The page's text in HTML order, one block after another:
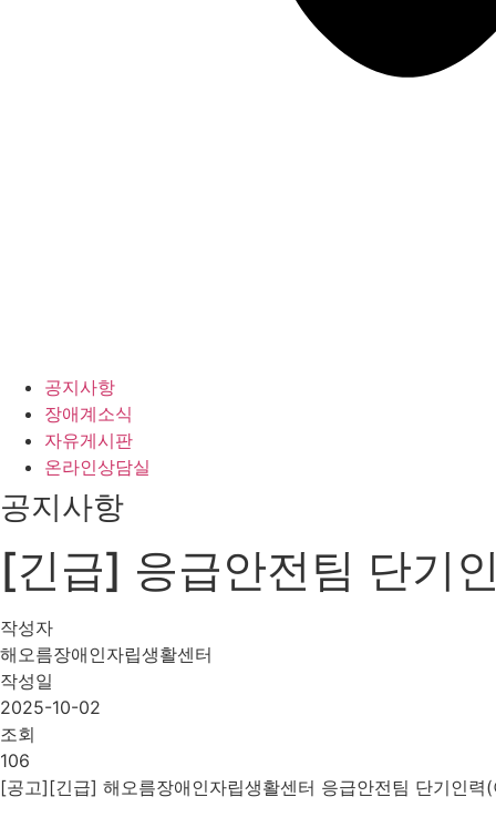
공지사항
장애계소식
자유게시판
온라인상담실
공지사항
[긴급] 응급안전팀 단기
작성자
해오름장애인자립생활센터
작성일
2025-10-02
조회
106
[공고][긴급] 해오름장애인자립생활센터 응급안전팀 단기인력(